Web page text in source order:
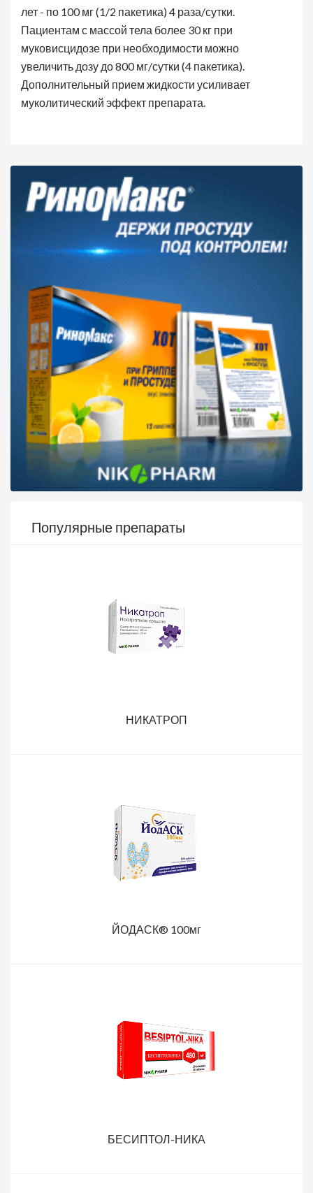
лет - по 100 мг (1/2 пакетика) 4 раза/сутки.
Пациентам с массой тела более 30 кг при
муковисцидозе при необходимости можно
увеличить дозу до 800 мг/сутки (4 пакетика).
Дополнительный прием жидкости усиливает
муколитический эффект препарата.
Популярные препараты
НИКАТРОП
ЙОДАСК® 100мг
БЕСИПТОЛ-НИКА